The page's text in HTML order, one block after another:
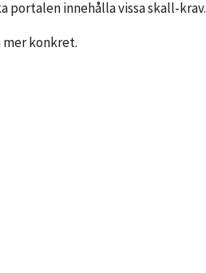
portalen innehålla vissa skall-krav.
mer konkret.